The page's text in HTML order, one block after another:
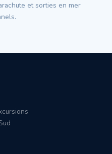
et sorties en mer